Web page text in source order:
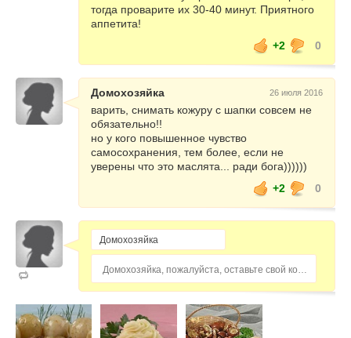
тогда проварите их 30-40 минут. Приятного
аппетита!
+2
0
Домохозяйка 26 июля 2016
варить, снимать кожуру с шапки совсем не
обязательно!!
но у кого повышенное чувство
самосохранения, тем более, если не
уверены что это маслята... ради бога))))))
+2
0
Домохозяйка, пожалуйста, оставьте свой комментарий...